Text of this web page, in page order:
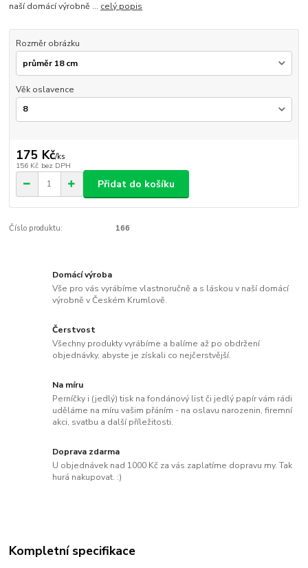
naší domácí výrobně ... celý popis
Rozměr obrázku
Věk oslavence
175 Kč/ks
156 Kč bez DPH
Přidat do košíku
Číslo produktu: 166
Domácí výroba
Vše pro vás vyrábíme vlastnoručně a s láskou v naší domácí
výrobně v Českém Krumlově.
Čerstvost
Všechny produkty vyrábíme a balíme až po obdržení
objednávky, abyste je získali co nejčerstvější.
Na míru
Perníčky i (jedlý) tisk na fondánový list či jedlý papír vám rádi
uděláme na míru vašim přáním - na oslavu narozenin, firemní
akci, svatbu a další příležitosti.
Doprava zdarma
U objednávek nad 1000 Kč za vás zaplatíme dopravu my. Tak
hurá nakupovat. :)
Kompletní specifikace